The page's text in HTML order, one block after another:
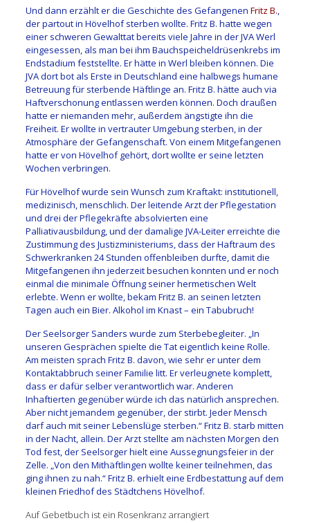
Und dann erzählt er die Geschichte des Gefangenen Fritz B.,
der partout in Hövelhof sterben wollte. Fritz B. hatte wegen
einer schweren Gewalttat bereits viele Jahre in der JVA Werl
eingesessen, als man bei ihm Bauchspeicheldrüsenkrebs im
Endstadium feststellte. Er hätte in Werl bleiben können. Die
JVA dort bot als Erste in Deutschland eine halbwegs humane
Betreuung für sterbende Häftlinge an. Fritz B. hätte auch via
Haftverschonung entlassen werden können. Doch draußen
hatte er niemanden mehr, außerdem ängstigte ihn die
Freiheit. Er wollte in vertrauter Umgebung sterben, in der
Atmosphäre der Gefangenschaft. Von einem Mitgefangenen
hatte er von Hövelhof gehört, dort wollte er seine letzten
Wochen verbringen.
Für Hövelhof wurde sein Wunsch zum Kraftakt: institutionell,
medizinisch, menschlich. Der leitende Arzt der Pflegestation
und drei der Pflegekräfte absolvierten eine
Palliativausbildung, und der damalige JVA-Leiter erreichte die
Zustimmung des Justiz­ministeriums, dass der Haftraum des
Schwerkranken 24 Stunden offenbleiben durfte, damit die
Mitgefangenen ihn jederzeit besuchen konnten und er noch
einmal die minimale Öffnung seiner hermetischen Welt
erlebte. Wenn er wollte, bekam Fritz B. an seinen letzten
Tagen auch ein Bier. Alkohol im Knast – ein Tabubruch!
Der Seelsorger Sanders wurde zum Sterbebegleiter. „In
unseren Gesprächen spielte die Tat eigentlich keine Rolle.
Am meis­ten sprach Fritz B. davon, wie sehr er unter dem
Kontaktabbruch seiner Familie litt. Er verleugnete komplett,
dass er dafür selber verantwortlich war. Anderen
Inhaftierten gegenüber würde ich das natürlich ansprechen.
Aber nicht jemandem gegenüber, der stirbt. Jeder Mensch
darf auch mit seiner Lebenslüge sterben.“ Fritz B. starb mitten
in der Nacht, allein. Der Arzt stellte am nächsten Morgen den
Tod fest, der Seelsorger hielt eine Aussegnungsfeier in der
Zelle. „Von den Mithäftlingen wollte keiner teilnehmen, das
ging ihnen zu nah.“ Fritz B. erhielt eine Erdbe­stattung auf dem
kleinen Friedhof des Städtchens Hövelhof.
Auf Gebetbuch ist ein Rosenkranz arrangiert